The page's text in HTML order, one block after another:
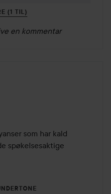
(1 TIL)
en kommentar
8 måneder
som har kald
spøkelsesaktige